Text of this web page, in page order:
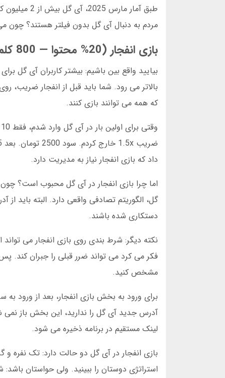
طبق آمار
مردم به دنبال آی گل بدون فیلتر هستند؟ چون
بازی انفجار (20% محتوا — 800 کلمه)
بالاتر می رود. شما باید قبل از انفجار ضریب،
که همه می توانند بازی کنند.
داد که بازی انفجار نیاز به مدیریت دارد.
اما چرا بازی انفجار در آی گل محبوب است؟
گل، الگوریتم تصادفی واقعی دارد. البته باید
دستکاری شده باشند.
فکر می کرد می تواند ضرر قبلی را جبران کند.
مشخص کنید.
برای ورود به بخش بازی انفجار، بعد از ورود به
آدرس جدید آی گل را ندارید، این بخش باز
لینک مستقیم در برنامه ذخیره می شود.
استراتژی دوستان را ببینید. ولی حواستان